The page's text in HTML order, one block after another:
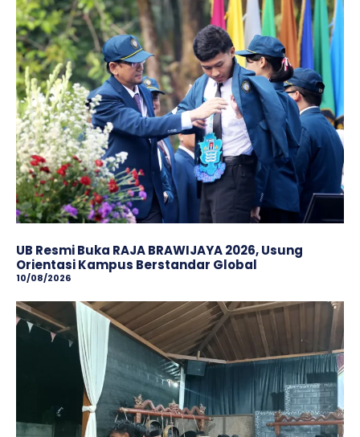
​UB Resmi Buka RAJA BRAWIJAYA 2026, Usung
Orientasi Kampus Berstandar Global
10/08/2026